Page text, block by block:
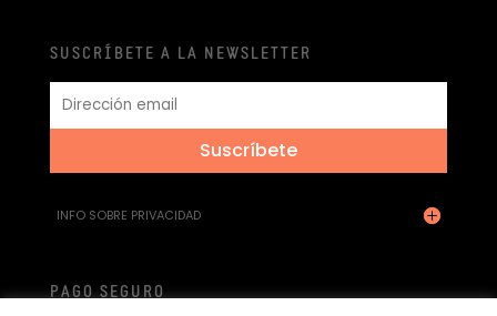
SUSCRÍBETE A LA NEWSLETTER
Suscríbete
INFO SOBRE PRIVACIDAD
PAGO SEGURO